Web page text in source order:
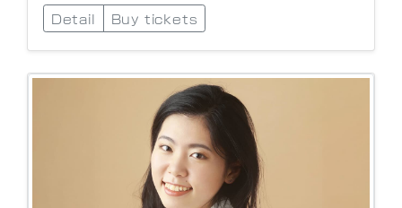
Detail Buy tickets